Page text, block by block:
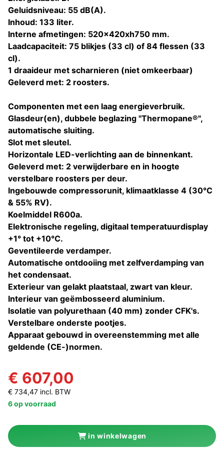
Geluidsniveau: 55 dB(A).
Inhoud: 133 liter.
Interne afmetingen: 520x420xh750 mm.
Laadcapaciteit: 75 blikjes (33 cl) of 84 flessen (33
cl).
1 draaideur met scharnieren (niet omkeerbaar)
Geleverd met: 2 roosters.
Componenten met een laag energieverbruik.
Glasdeur(en), dubbele beglazing "Thermopane®",
automatische sluiting.
Slot met sleutel.
Horizontale LED-verlichting aan de binnenkant.
Geleverd met: 2 verwijderbare en in hoogte
verstelbare roosters per deur.
Ingebouwde compressorunit, klimaatklasse 4 (30°C
& 55% RV).
Koelmiddel R600a.
Elektronische regeling, digitaal temperatuurdisplay
+1° tot +10°C.
Geventileerde verdamper.
Automatische ontdooiing met zelfverdamping van
het condensaat.
Exterieur van gelakt plaatstaal, zwart van kleur.
Interieur van geëmbosseerd aluminium.
Isolatie van polyurethaan (40 mm) zonder CFK's.
Verstelbare onderste pootjes.
Apparaat gebouwd in overeenstemming met alle
geldende (CE-)normen.
€ 607,00
€ 734,47 incl. BTW
6 op voorraad
in winkelwagen